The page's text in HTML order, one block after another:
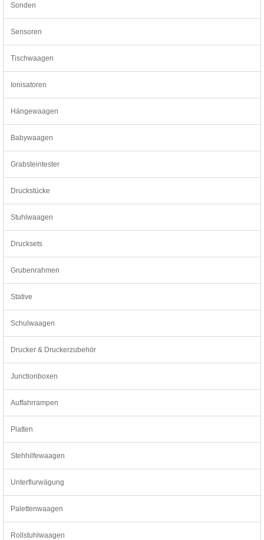
Sonden
Sensoren
Tischwaagen
Ionisatoren
Hängewaagen
Babywaagen
Grabsteintester
Druckstücke
Stuhlwaagen
Drucksets
Grubenrahmen
Stative
Schulwaagen
Drucker & Druckerzubehör
Junctionboxen
Auffahrrampen
Platten
Stehhilfewaagen
Unterflurwägung
Palettenwaagen
Rollstuhlwaagen